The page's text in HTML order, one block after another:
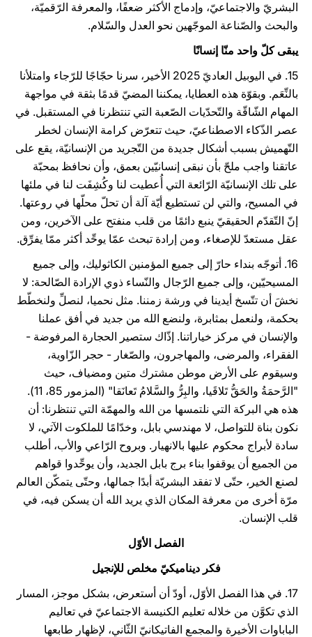
البشريّ والاجتماعيّ، وإدماج الأكثر ضعفًا، والمعرفة الرّقميّة،
والبحث والصّناعة الموجّهين نحو العدل والسّلام.
يبقى كلّ واحد منّا إنسانًا
15. في اليوبيل العاديّ 2025 الأخير، سرنا حجّاجًا للرّجاء وامتلأنا
بالنِّعَم. وبقوّة هذه العطايا، يمكننا المضيّ قدمًا بثقة في مواجهة
المهام الشّاقّة والتّحدّيات الصّعبة التي تنتظرنا في المستقبل. في
عصر الذّكاء الاصطناعيّ، حيث تتعرّض كرامة الإنسان لخطر
التّهميش بسبب أشكال جديدة من التّجريد من الإنسانيّة، يقع على
عاتقنا واجب ملحّ بأن نبقى إنسانيّين بعمق، وأن نحافظ بمحبّة
على تلك الإنسانيّة الرّائعة التي أُعطيت لنا وكُشِفَت لنا في ملئها
في المسيح، والتي لن تستطيع أيّة آلة أن تحلّ محلّها في روعتها.
إنّ التّقدّم الحقيقيّ ينبع دائمًا من قلب منفتح على الآخرين، ومن
عقل مستعدّ للإصغاء، ومن إرادة تبحث عمّا يوحِّد أكثر ممّا يفرِّق.
16. أتوجّه بنداء حارّ إلى جميع المؤمنين الكاثوليك، وإلى جميع
المسيحيّين، وإلى جميع الرّجال والنّساء ذوي الإرادة الصّالحة: لا
نخشَ أن تتّسخ أيدينا في ورشة زمننا. مثل نحميا، لنصلِّ ولنخطّط
بحكمة، ولنعمل بمثابرة، ولنضع الله من جديد في أفق عملنا
والإنسان في مركز خياراتنا. إذّاك ستصير الحجارة المرفوضة -
الفقراء، والمرضى، والمهاجرون، والصّغار - حجر الزّاوية،
وسيقوم على الأرض موطن مشترك متين ومضياف، حيث
"الرَّحمَةُ والحَقُّ تَلاقَيا، والبِرُّ والسَّلامُ تَعانَقا" (المزمور 85، 11).
هذه هي البركة التي نلتمسها من الله والمهمّة التي تنتظرنا: أن
نكون بناة للتواصل، لا مهندسي بابل، وخدّامًا للملكوت الآتي، لا
سادة لأبراج محكوم عليها بالانهيار. وبروح الرّاعي والأب، أطلب
من الجميع أن يوقفوا بناء برج بابل الجديد، وأن يوحِّدوا قواهم
لصنع الخير، حتّى لا تفقد البشريّة أبدًا جمالها، وحتّى يتمكّن العالم
مرّة أخرى من معرفة المكان الذي يريد الله أن يسكن فيه، في
قلب الإنسان.
الفصل الأوّل
فكر ديناميكيّ مخلص للإنجيل
17. في هذا الفصل الأوّل، أودّ أن أستعرض، بشكل موجز، المسار
الذي تكوَّن من خلاله تعليم الكنيسة الاجتماعيّ في تعاليم
الباباوات الأخيرة والمجمع الفاتيكانيّ الثّاني، لإظهار طابعها